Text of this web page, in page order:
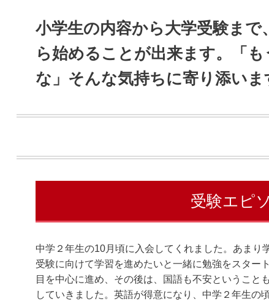
小学生の内容から大学受験ま
ら始めることが出来ます。「
な」そんな気持ちに寄り添いま
受験エピ
中学２年生の10月頃に入会してくれました。あまり
受験に向けて学習を進めたいと一緒に勉強をスター
目を中心に進め、その後は、国語も不安ということ
していきました。英語が得意になり、中学２年生の